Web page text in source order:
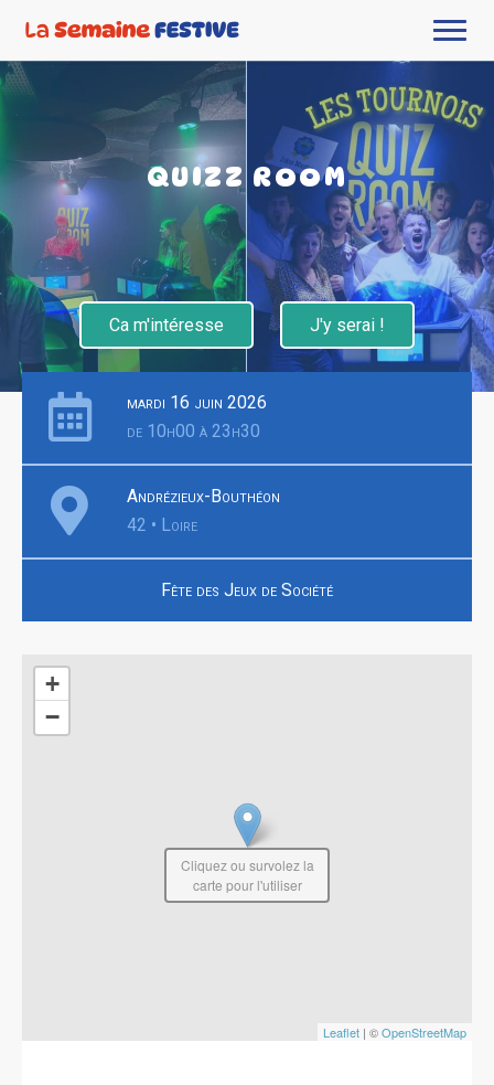
QUIZZ ROOM
Ca m'intéresse J'y serai !
mardi 16 juin 2026
de 10h00 à 23h30
Andrézieux-Bouthéon
42 • Loire
Fête des Jeux de Société
+
−
Leaflet | ©OpenStreetMap
Cliquez ou survolez la
carte pour l'utiliser